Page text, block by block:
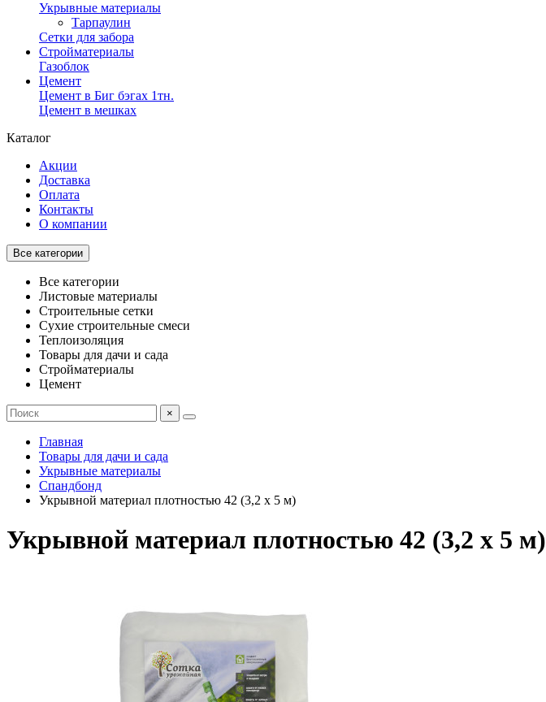
Укрывные материалы
Тарпаулин
Сетки для забора
Стройматериалы
Газоблок
Цемент
Цемент в Биг бэгах 1тн.
Цемент в мешках
Каталог
Акции
Доставка
Оплата
Контакты
О компании
Все категории
Все категории
Листовые материалы
Строительные сетки
Сухие строительные смеси
Теплоизоляция
Товары для дачи и сада
Стройматериалы
Цемент
×
Главная
Товары для дачи и сада
Укрывные материалы
Спандбонд
Укрывной материал плотностью 42 (3,2 х 5 м)
Укрывной материал плотностью 42 (3,2 х 5 м)